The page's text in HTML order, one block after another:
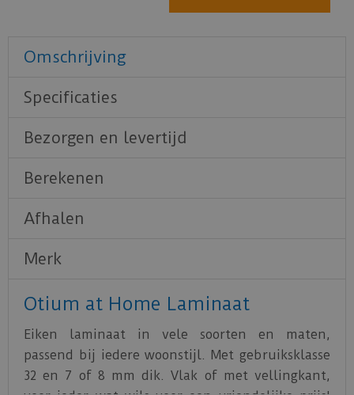
Omschrijving
Specificaties
Bezorgen en levertijd
Berekenen
Afhalen
Merk
Otium at Home Laminaat
Eiken laminaat in vele soorten en maten,
passend bij iedere woonstijl. Met gebruiksklasse
32 en 7 of 8 mm dik. Vlak of met vellingkant,